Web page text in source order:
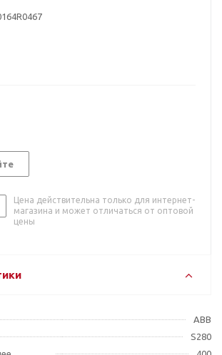
Цена действительна только для интернет-
магазина и может отличаться от оптовой
цены
ABB
S280